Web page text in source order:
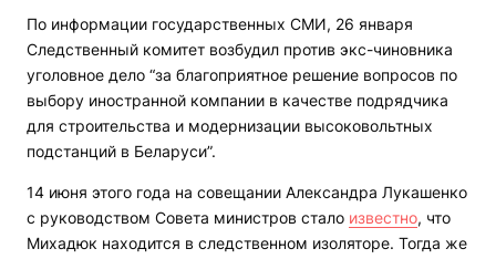
По информации государственных СМИ, 26 января
Следственный комитет возбудил против экс-чиновника
уголовное дело “за благоприятное решение вопросов по
выбору иностранной компании в качестве подрядчика
для строительства и модернизации высоковольтных
подстанций в Беларуси”.
14 июня этого года на совещании Александра Лукашенко
с руководством Совета министров стало известно, что
Михадюк находится в следственном изоляторе. Тогда же